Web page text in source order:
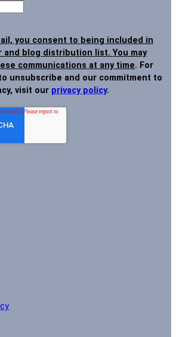
you consent to being included in
and blog distribution list. You may
communications at any time. For
unsubscribe and our commitment to
visit our privacy policy.